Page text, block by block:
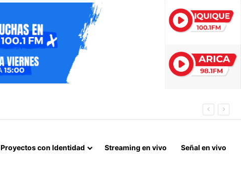
Proyectos con Identidad Streaming en vivo Señal en vivo